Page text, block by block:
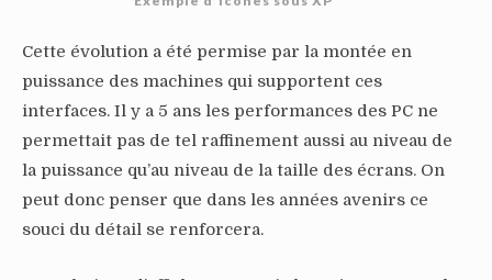
Cette évolution a été permise par la montée en
puissance des machines qui supportent ces
interfaces. Il y a 5 ans les performances des PC ne
permettait pas de tel raffinement aussi au niveau de
la puissance qu’au niveau de la taille des écrans. On
peut donc penser que dans les années avenirs ce
souci du détail se renforcera.